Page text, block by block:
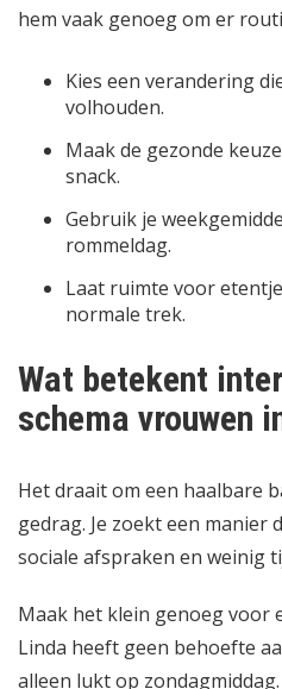
hem vaak genoeg om er
Kies een verandering
volhouden.
Maak de gezonde
snack.
Gebruik je
rommeldag.
Laat ruimte voor
normale trek.
Wat betekent
schema vrouwen
Het draait om een haalbare
gedrag. Je zoekt een manier
sociale afspraken en weinig
Maak het klein genoeg voor
Linda heeft geen behoefte
alleen lukt op